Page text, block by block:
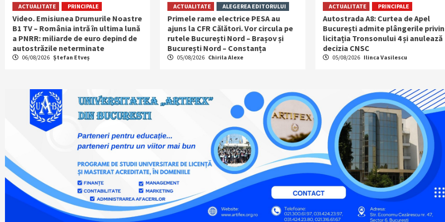
ACTUALITATE PRINCIPALE
Video. Emisiunea Drumurile Noastre
B1 TV – România intră în ultima lună
a PNRR: miliarde de euro depind de
autostrăzile neterminate
06/08/2026 Ștefan Etveș
ACTUALITATE ALEGEREA EDITORULUI
Primele rame electrice PESA au
ajuns la CFR Călători. Vor circula pe
rutele București Nord – Brașov și
București Nord – Constanța
05/08/2026 Chirila Alexe
ACTUALITATE PRINCIPALE
Autostrada A8: Curtea de Apel
București admite plângerile
licitația Tronsonului 4 și anulează
decizia CNSC
05/08/2026 Ilinca Vasilescu